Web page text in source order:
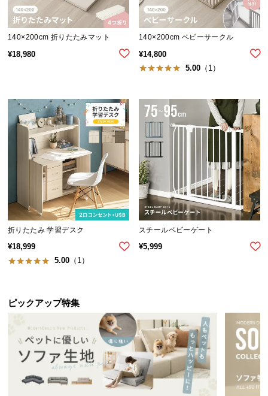
お
客
せ
ブ
ロ
140×200cm 折りたたみマット
¥18,980
140×200cm ベビーサークル
¥14,800
5.00 （1）
折りたたみ 学習デスク
¥18,999
5.00 （1）
スチールベビーゲート
¥5,999
ピックアップ特集